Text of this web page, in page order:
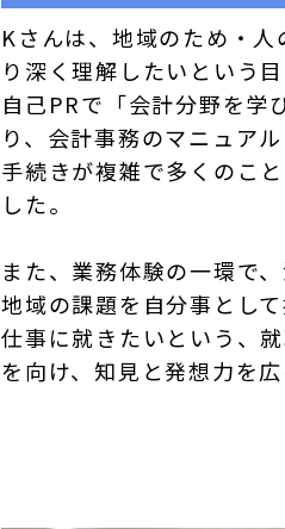
Kさんは、地域のため・
り深く理解したいという
自己PRで「会計分野を学
り、会計事務のマニュア
手続きが複雑で多くのこ
した。
また、業務体験の一環で
地域の課題を自分事とし
仕事に就きたいという、
を向け、知見と発想力を